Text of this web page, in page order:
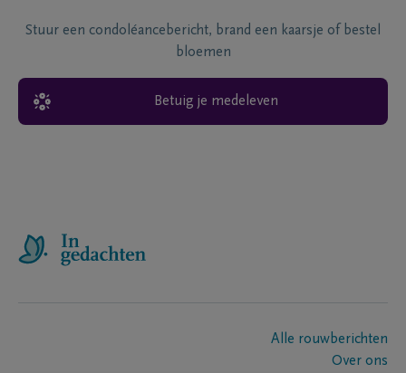
Stuur een condoléancebericht, brand een kaarsje of bestel
bloemen
Betuig je medeleven
Alle rouwberichten
Over ons